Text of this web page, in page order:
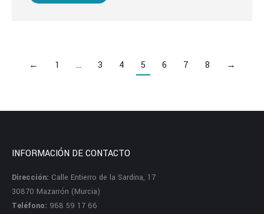
← 1 … 3 4 5 6 7 8 →
INFORMACIÓN DE CONTACTO
Dirección: Calle Entierro de la Sardina, 17
30870 Mazarrón (Murcia)
Teléfono: 968 59 17 66